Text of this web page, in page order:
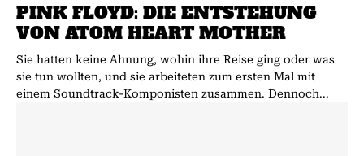
PINK FLOYD: DIE ENTSTEHUNG
VON ATOM HEART MOTHER
Sie hatten keine Ahnung, wohin ihre Reise ging oder was
sie tun wollten, und sie arbeiteten zum ersten Mal mit
einem Soundtrack-Komponisten zusammen. Dennoch...